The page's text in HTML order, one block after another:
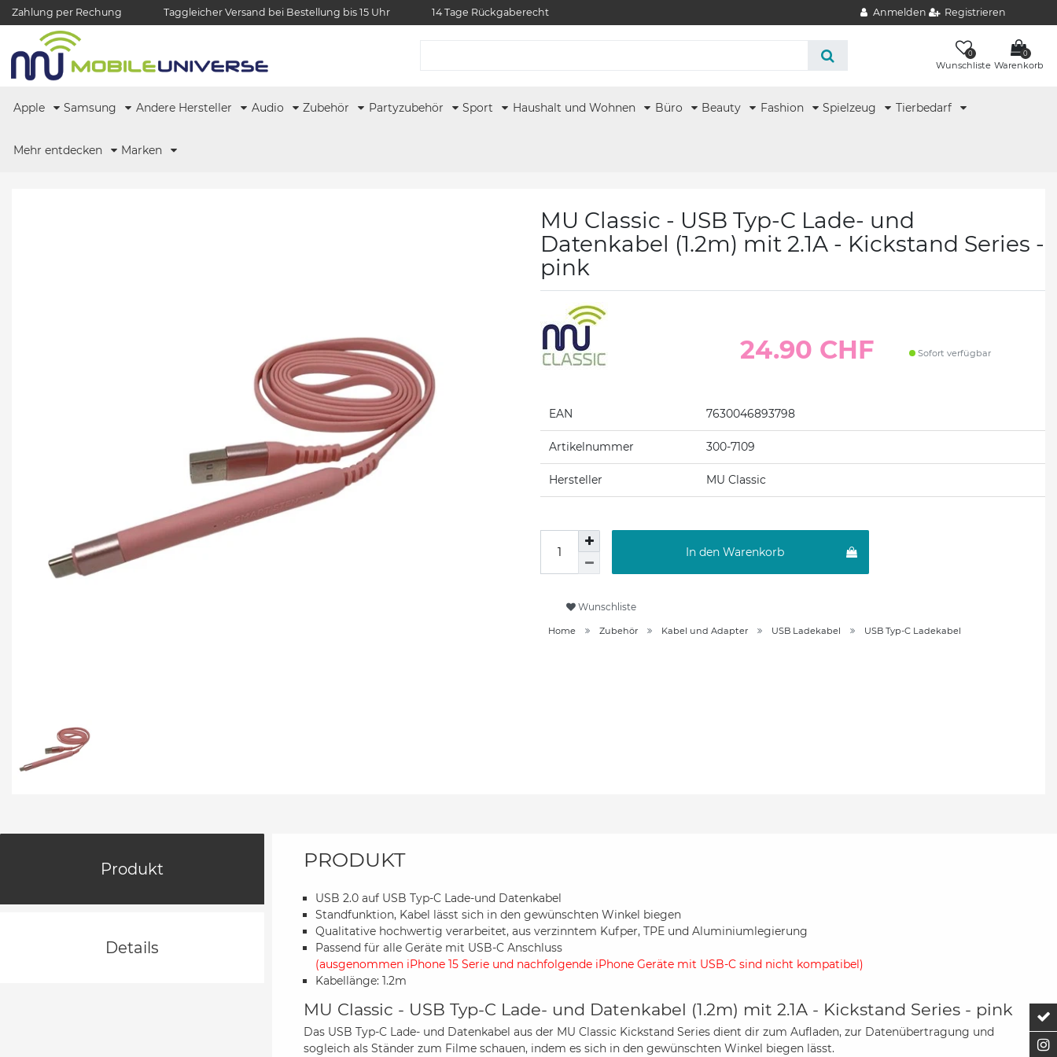
Zahlung per Rechung Taggleicher Versand bei Bestellung bis 15 Uhr 14 Tage Rückgaberecht Anmelden Registrieren
0
Wunschliste
0
Warenkorb
Apple Samsung Andere Hersteller Audio Zubehör Partyzubehör Sport Haushalt und Wohnen Büro Beauty Fashion Spielzeug Tierbedarf
Mehr entdecken Marken
MU Classic - USB Typ-C Lade- und
Datenkabel (1.2m) mit 2.1A - Kickstand Series -
pink
24.90 CHF Sofort verfügbar
EAN 7630046893798
Artikelnummer 300-7109
Hersteller MU Classic
In den Warenkorb
Wunschliste
Home Zubehör Kabel und Adapter USB Ladekabel USB Typ-C Ladekabel
Produkt
Details
PRODUKT
USB 2.0 auf USB Typ-C Lade-und Datenkabel
Standfunktion, Kabel lässt sich in den gewünschten Winkel biegen
Qualitative hochwertig verarbeitet, aus verzinntem Kufper, TPE und Aluminiumlegierung
Passend für alle Geräte mit USB-C Anschluss
(ausgenommen iPhone 15 Serie und nachfolgende iPhone Geräte mit USB-C sind nicht kompatibel)
Kabellänge: 1.2m
MU Classic - USB Typ-C Lade- und Datenkabel (1.2m) mit 2.1A - Kickstand Series - pink
Das USB Typ-C Lade- und Datenkabel aus der MU Classic Kickstand Series dient dir zum Aufladen, zur Datenübertragung und
sogleich als Ständer zum Filme schauen, indem es sich in den gewünschten Winkel biegen lässt.